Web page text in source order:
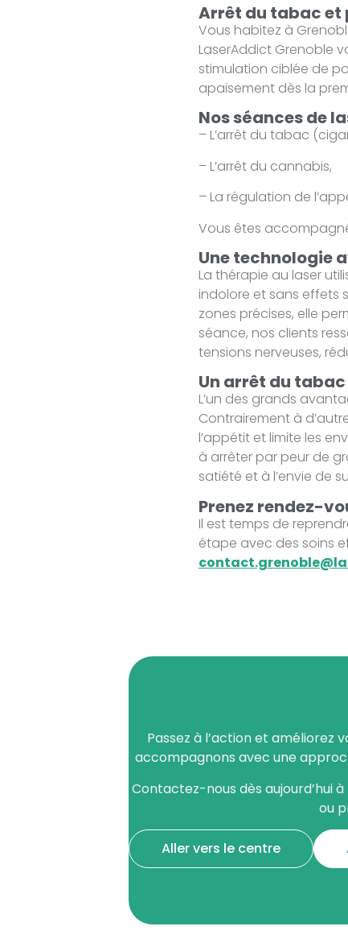
Arrêt du tabac et
Vous habitez à
LaserAddict Grenoble
stimulation ciblée de
apaisement dès la
Nos séances de
– L’arrêt du tabac
– L’arrêt du cannabis,
– La régulation de
Vous êtes
Une technologie
La thérapie au laser
indolore et sans effets
zones précises, elle
séance, nos clients
tensions nerveuses,
Un arrêt du
L’un des grands
Contrairement à
l’appétit et limite les
à arrêter par peur de
satiété et à l’envie de
Prenez rendez-
Il est temps de
étape avec des soins
Passez à l’action et améliorez
accompagnons avec une
Contactez-nous dès aujourd’hui à
ou
Aller vers le centre